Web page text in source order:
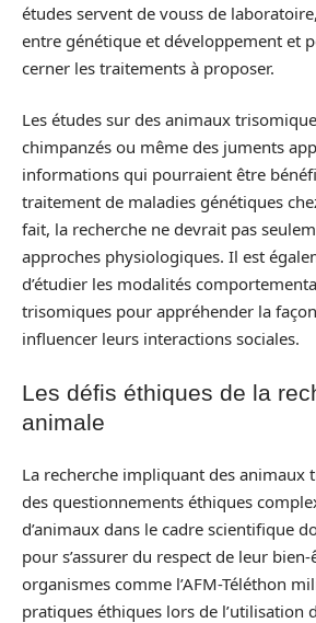
études servent de vouss de
entre génétique et développement et
cerner les traitements à proposer.
Les études sur des animaux
chimpanzés ou même des juments
informations qui pourraient être
traitement de maladies génétiques
fait, la recherche ne devrait pas
approches physiologiques. Il est
d’étudier les modalités
trisomiques pour appréhender la
influencer leurs interactions sociales.
Les défis éthiques de la
animale
La recherche impliquant des animaux
des questionnements éthiques
d’animaux dans le cadre scientifique
pour s’assurer du respect de leur bien-
organismes comme l’AFM-Téléthon
pratiques éthiques lors de l’utilisation